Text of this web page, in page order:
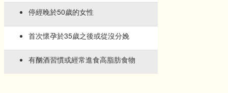
停經晚於50歲的女性
首次懷孕於35歲之後或從沒分娩
有酗酒習慣或經常進食高脂肪食物